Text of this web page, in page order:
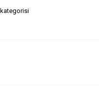
kategorisi